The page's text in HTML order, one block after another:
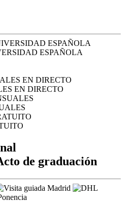
ESPAÑOLA
EN DIRECTO
de graduación